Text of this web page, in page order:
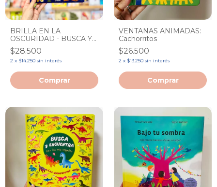
BRILLA EN LA
OSCURIDAD - BUSCA Y
ENCUENTRA PARA LOS
MAS PEQUEÑOS
$28.500
2 x $14.250 sin interés
VENTANAS ANIMADAS:
Cachorritos
$26.500
2 x $13.250 sin interés